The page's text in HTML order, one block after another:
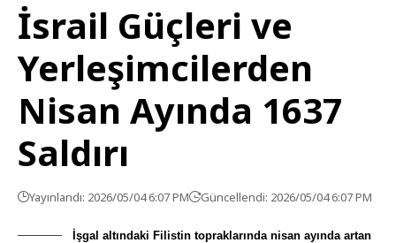
İsrail Güçleri ve
Yerleşimcilerden
Nisan Ayında 1637
Saldırı
Yayınlandı: 2026/05/04 6:07 PM Güncellendi: 2026/05/04 6:07 PM
İşgal altındaki Filistin topraklarında nisan ayında artan